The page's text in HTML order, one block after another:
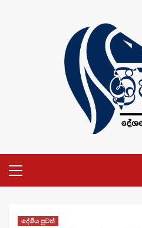
Menu
දේශීය පුවත්